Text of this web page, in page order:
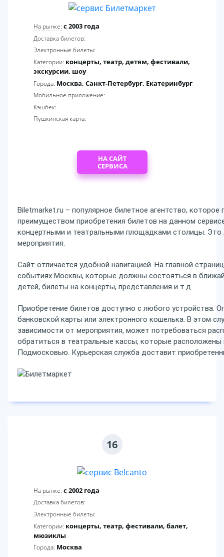
На рынке: c 2003 года
Доставка билетов:
Электронные билеты:
Категории: концерты, театр, детям, фестивали,
экскурсии, шоу
Города: Москва, Санкт-Петербург, Екатеринбург
Мобильное приложение:
Кэшбек:
Пушкинская карта:
НА САЙТ
СЕРВИСА
Biletmarket.ru – популярное билетное агентство,
преимуществом приобретения билетов на данном
концертными и театральными площадками столицы.
мероприятия.
Сайт отличается удобной навигацией. На главной
событиях Москвы, которые должны состояться в
детей, билеты на концерты, представления и т.д.
Приобретение билетов доступно с любого
банковской карты или электронного кошелька. В этом
зависимости от мероприятия, может потребоваться
обратиться в театральные кассы, которые
Подмосковью. Курьерская служба доставит
16
На рынке: c 2002 года
Доставка билетов:
Электронные билеты:
Категории: концерты, театр, фестивали, балет,
мюзиклы
Города: Москва